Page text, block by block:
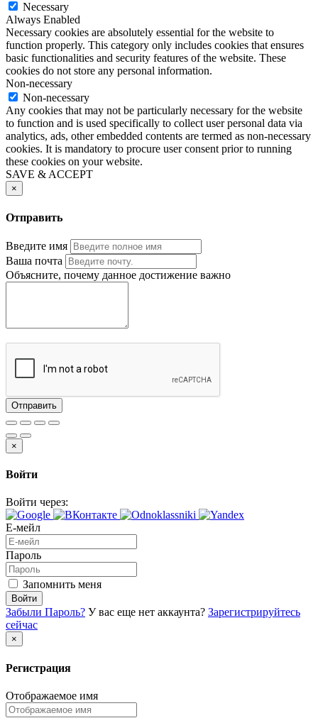
Necessary
Always Enabled
Necessary cookies are absolutely essential for the website to
function properly. This category only includes cookies that ensures
basic functionalities and security features of the website. These
cookies do not store any personal information.
Non-necessary
Non-necessary
Any cookies that may not be particularly necessary for the website
to function and is used specifically to collect user personal data via
analytics, ads, other embedded contents are termed as non-necessary
cookies. It is mandatory to procure user consent prior to running
these cookies on your website.
SAVE & ACCEPT
×
Отправить
Введите имя
Ваша почта
Объясните, почему данное достижение важно
Отправить
×
Войти
Войти через:
Е-мейл
Пароль
Запомнить меня
Войти
Забыли Пароль? У вас еще нет аккаунта? Зарегистрируйтесь
сейчас
×
Регистрация
Отображаемое имя